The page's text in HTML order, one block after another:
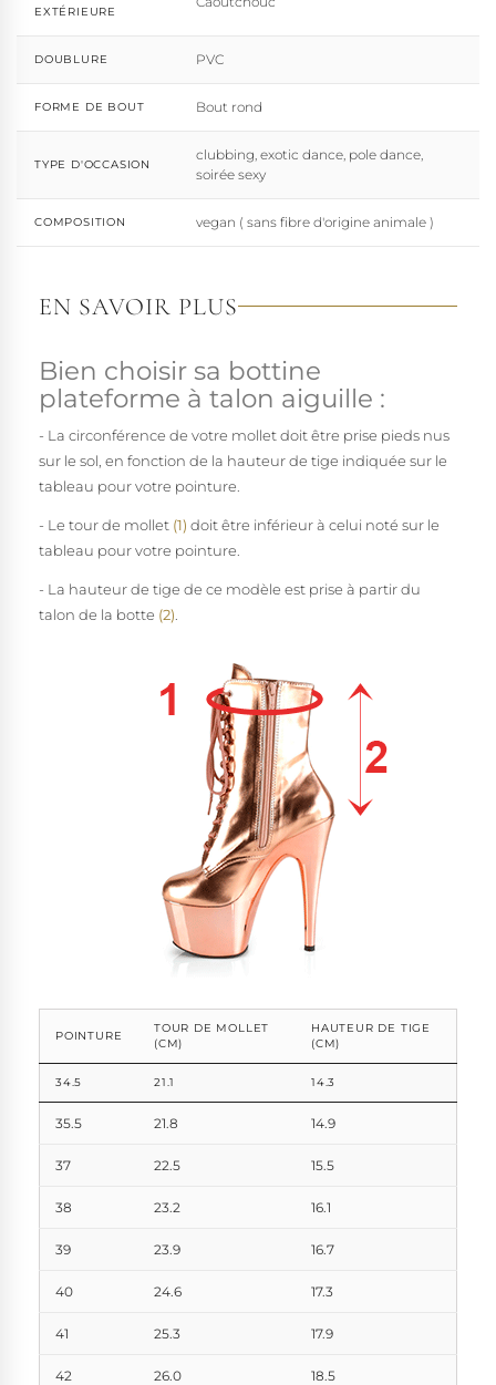
EXTÉRIEURE
DOUBLURE PVC
FORME DE BOUT Bout rond
TYPE D'OCCASION
clubbing, exotic dance, pole dance,
soirée sexy
COMPOSITION vegan ( sans fibre d'origine animale )
EN SAVOIR PLUS
Bien choisir sa bottine
plateforme à talon aiguille :
- La circonférence de votre mollet doit être prise pieds nus
sur le sol, en fonction de la hauteur de tige indiquée sur le
tableau pour votre pointure.
- Le tour de mollet (1) doit être inférieur à celui noté sur le
tableau pour votre pointure.
- La hauteur de tige de ce modèle est prise à partir du
talon de la botte (2)
POINTURE
TOUR DE MOLLET
(CM)
HAUTEUR DE TIGE
(CM)
34.5 21.1 14.3
35.5 21.8 14.9
37 22.5 15.5
38 23.2 16.1
39 23.9 16.7
40 24.6 17.3
41 25.3 17.9
42 26.0 18.5